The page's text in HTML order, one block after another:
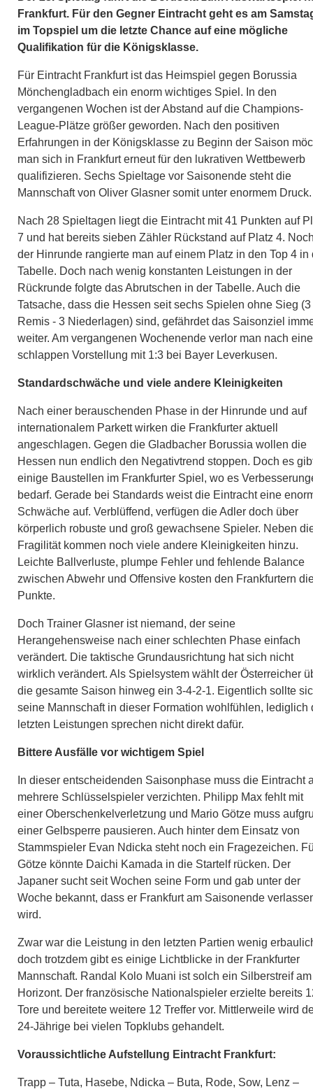
Frankfurt. Für den Gegner Eintracht geht es am
im Topspiel um die letzte Chance auf eine mögliche
Qualifikation für die Königsklasse.
Für Eintracht Frankfurt ist das Heimspiel gegen Borussia
Mönchengladbach ein enorm wichtiges Spiel. In den
vergangenen Wochen ist der Abstand auf die Champions-
League-Plätze größer geworden. Nach den positiven
Erfahrungen in der Königsklasse zu Beginn der Saison
man sich in Frankfurt erneut für den lukrativen Wettbewerb
qualifizieren. Sechs Spieltage vor Saisonende steht die
Mannschaft von Oliver Glasner somit unter enormem Druck.
Nach 28 Spieltagen liegt die Eintracht mit 41 Punkten auf
7 und hat bereits sieben Zähler Rückstand auf Platz 4.
der Hinrunde rangierte man auf einem Platz in den Top 4 in
Tabelle. Doch nach wenig konstanten Leistungen in der
Rückrunde folgte das Abrutschen in der Tabelle. Auch die
Tatsache, dass die Hessen seit sechs Spielen ohne Sieg (3
Remis - 3 Niederlagen) sind, gefährdet das Saisonziel
weiter. Am vergangenen Wochenende verlor man nach
schlappen Vorstellung mit 1:3 bei Bayer Leverkusen.
Standardschwäche und viele andere Kleinigkeiten
Nach einer berauschenden Phase in der Hinrunde und auf
internationalem Parkett wirken die Frankfurter aktuell
angeschlagen. Gegen die Gladbacher Borussia wollen die
Hessen nun endlich den Negativtrend stoppen. Doch es
einige Baustellen im Frankfurter Spiel, wo es
bedarf. Gerade bei Standards weist die Eintracht eine
Schwäche auf. Verblüffend, verfügen die Adler doch über
körperlich robuste und groß gewachsene Spieler. Neben
Fragilität kommen noch viele andere Kleinigkeiten hinzu.
Leichte Ballverluste, plumpe Fehler und fehlende Balance
zwischen Abwehr und Offensive kosten den Frankfurtern
Punkte.
Doch Trainer Glasner ist niemand, der seine
Herangehensweise nach einer schlechten Phase einfach
verändert. Die taktische Grundausrichtung hat sich nicht
wirklich verändert. Als Spielsystem wählt der Österreicher
die gesamte Saison hinweg ein 3-4-2-1. Eigentlich sollte
seine Mannschaft in dieser Formation wohlfühlen, lediglich
letzten Leistungen sprechen nicht direkt dafür.
Bittere Ausfälle vor wichtigem Spiel
In dieser entscheidenden Saisonphase muss die Eintracht
mehrere Schlüsselspieler verzichten. Philipp Max fehlt mit
einer Oberschenkelverletzung und Mario Götze muss
einer Gelbsperre pausieren. Auch hinter dem Einsatz von
Stammspieler Evan Ndicka steht noch ein Fragezeichen.
Götze könnte Daichi Kamada in die Startelf rücken. Der
Japaner sucht seit Wochen seine Form und gab unter der
Woche bekannt, dass er Frankfurt am Saisonende
wird.
Zwar war die Leistung in den letzten Partien wenig
doch trotzdem gibt es einige Lichtblicke in der Frankfurter
Mannschaft. Randal Kolo Muani ist solch ein Silberstreif am
Horizont. Der französische Nationalspieler erzielte bereits
Tore und bereitete weitere 12 Treffer vor. Mittlerweile wird
24-Jährige bei vielen Topklubs gehandelt.
Voraussichtliche Aufstellung Eintracht Frankfurt:
Trapp – Tuta, Hasebe, Ndicka – Buta, Rode, Sow, Lenz –